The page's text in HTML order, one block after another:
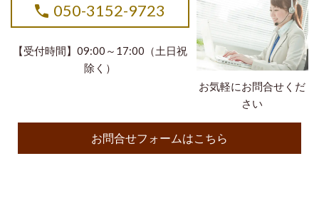
お気軽にお問合せくだ
さい
050-3152-9723
【受付時間】09:00～17:00（土日祝
除く）
お問合せフォームはこちら